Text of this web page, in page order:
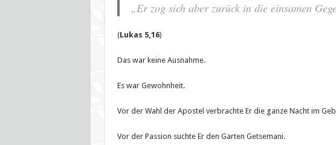
„Er zog sich aber zurück in die einsamen
(Lukas 5,16)
Das war keine Ausnahme.
Es war Gewohnheit.
Vor der Wahl der Apostel verbrachte Er die ganze Nacht im
Vor der Passion suchte Er den Garten Getsemani.